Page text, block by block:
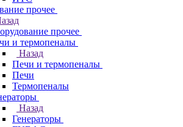
прочее
прочее
и термопеналы
Назад
Печи и термопеналы
Печи
Термопеналы
Назад
Генераторы